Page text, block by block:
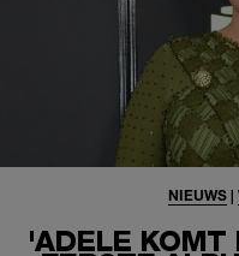
'ADELE KOMT
NIEUWS|